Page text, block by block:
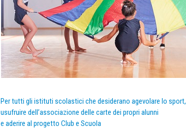
Per tutti gli istituti scolastici che desiderano agevolare lo sport,
usufruire dell’associazione delle carte dei propri alunni
e aderire al progetto Club e Scuola